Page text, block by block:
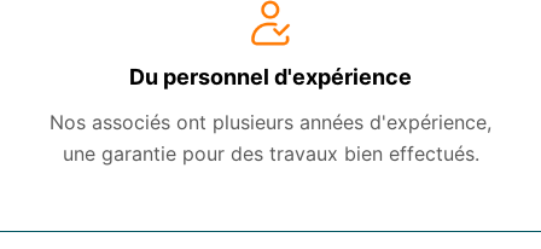
Du personnel d'expérience
Nos associés ont plusieurs années d'expérience,
une garantie pour des travaux bien effectués.